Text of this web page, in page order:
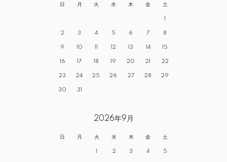
日 月 火 水 木 金 土
1
2 3 4 5 6 7 8
9 10 11 12 13 14 15
16 17 18 19 20 21 22
23 24 25 26 27 28 29
30 31
2026年9月
日 月 火 水 木 金 土
1 2 3 4 5